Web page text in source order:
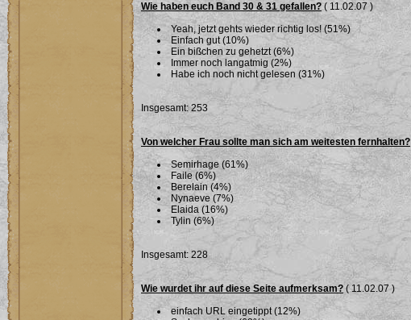
Wie haben euch Band 30 & 31 gefallen? ( 11.02.07 )
Yeah, jetzt gehts wieder richtig los! (51%)
Einfach gut (10%)
Ein bißchen zu gehetzt (6%)
Immer noch langatmig (2%)
Habe ich noch nicht gelesen (31%)
Insgesamt: 253
Von welcher Frau sollte man sich am weitesten fernhalten?
Semirhage (61%)
Faile (6%)
Berelain (4%)
Nynaeve (7%)
Elaida (16%)
Tylin (6%)
Insgesamt: 228
Wie wurdet ihr auf diese Seite aufmerksam? ( 11.02.07 )
einfach URL eingetippt (12%)